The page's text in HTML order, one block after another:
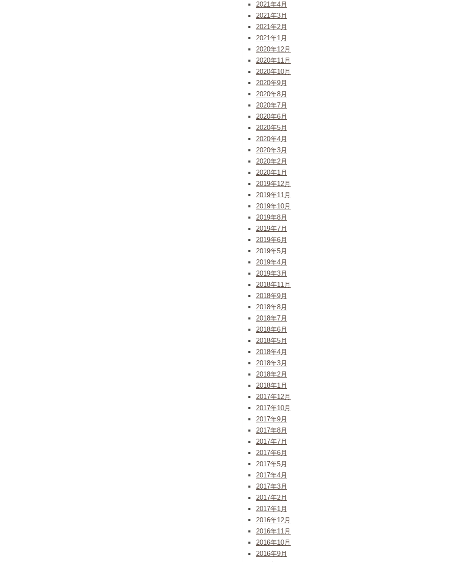
2021年4月
2021年3月
2021年2月
2021年1月
2020年12月
2020年11月
2020年10月
2020年9月
2020年8月
2020年7月
2020年6月
2020年5月
2020年4月
2020年3月
2020年2月
2020年1月
2019年12月
2019年11月
2019年10月
2019年8月
2019年7月
2019年6月
2019年5月
2019年4月
2019年3月
2018年11月
2018年9月
2018年8月
2018年7月
2018年6月
2018年5月
2018年4月
2018年3月
2018年2月
2018年1月
2017年12月
2017年10月
2017年9月
2017年8月
2017年7月
2017年6月
2017年5月
2017年4月
2017年3月
2017年2月
2017年1月
2016年12月
2016年11月
2016年10月
2016年9月